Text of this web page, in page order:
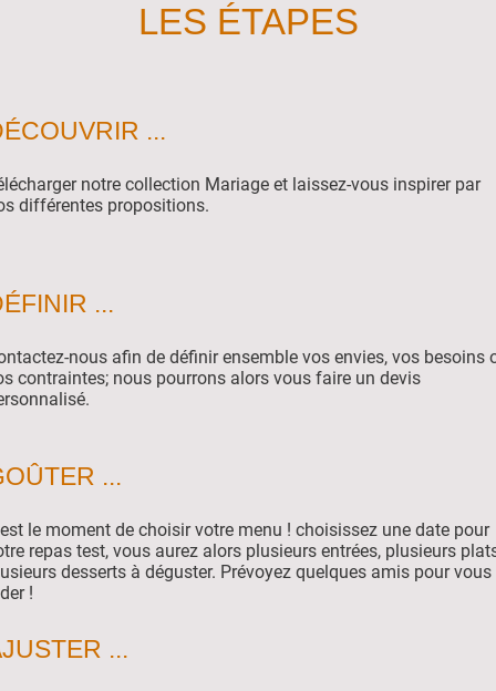
LES ÉTAPES
...
notre collection Mariage et laissez-vous inspirer par
différentes propositions.
...
nous afin de définir ensemble vos envies, vos besoins
contraintes; nous pourrons alors vous faire un devis
...
le moment de choisir votre menu ! choisissez une date pour
repas test, vous aurez alors plusieurs entrées, plusieurs
desserts à déguster. Prévoyez quelques amis pour vous
!
...